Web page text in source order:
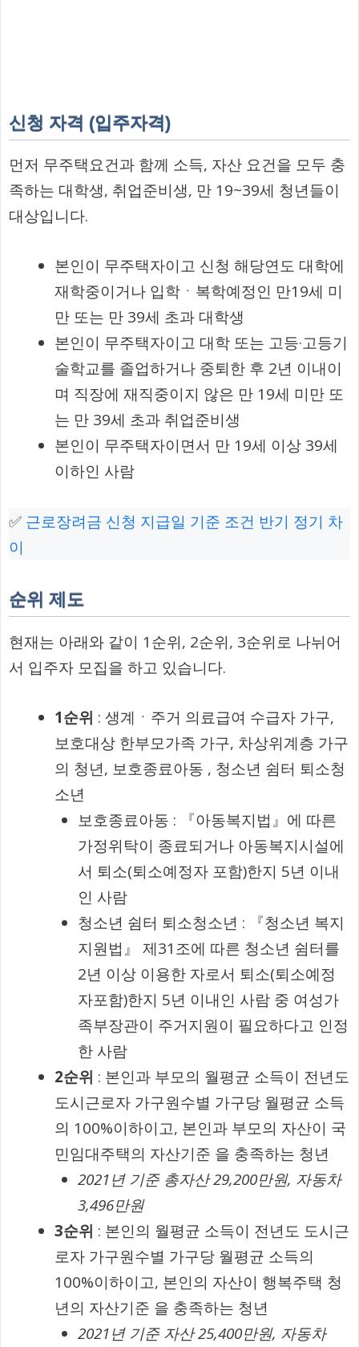
신청 자격 (입주자격)
먼저 무주택요건과 함께 소득, 자산 요건을 모두 충
족하는 대학생, 취업준비생, 만 19~39세 청년들이
대상입니다.
본인이 무주택자이고 신청 해당연도 대학에
재학중이거나 입학ㆍ복학예정인 만19세 미
만 또는 만 39세 초과 대학생
본인이 무주택자이고 대학 또는 고등·고등기
술학교를 졸업하거나 중퇴한 후 2년 이내이
며 직장에 재직중이지 않은 만 19세 미만 또
는 만 39세 초과 취업준비생
본인이 무주택자이면서 만 19세 이상 39세
이하인 사람
✅ 근로장려금 신청 지급일 기준 조건 반기 정기 차
이
순위 제도
현재는 아래와 같이 1순위, 2순위, 3순위로 나뉘어
서 입주자 모집을 하고 있습니다.
1순위 : 생계ㆍ주거 의료급여 수급자 가구,
보호대상 한부모가족 가구, 차상위계층 가구
의 청년, 보호종료아동 , 청소년 쉼터 퇴소청
소년
보호종료아동 : 『아동복지법』에 따른
가정위탁이 종료되거나 아동복지시설에
서 퇴소(퇴소예정자 포함)한지 5년 이내
인 사람
청소년 쉼터 퇴소청소년 : 『청소년 복지
지원법』 제31조에 따른 청소년 쉼터를
2년 이상 이용한 자로서 퇴소(퇴소예정
자포함)한지 5년 이내인 사람 중 여성가
족부장관이 주거지원이 필요하다고 인정
한 사람
2순위 : 본인과 부모의 월평균 소득이 전년도
도시근로자 가구원수별 가구당 월평균 소득
의 100%이하이고, 본인과 부모의 자산이 국
민임대주택의 자산기준 을 충족하는 청년
2021년 기준 총자산 29,200만원, 자동차
3,496만원
3순위 : 본인의 월평균 소득이 전년도 도시근
로자 가구원수별 가구당 월평균 소득의
100%이하이고, 본인의 자산이 행복주택 청
년의 자산기준 을 충족하는 청년
2021년 기준 자산 25,400만원, 자동차